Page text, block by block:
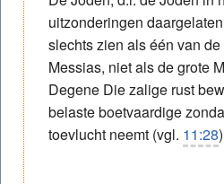
uitzonderingen
slechts zien als één van
Messias, niet als de grote
Degene Die zalige rust
belaste boetvaardige
toevlucht neemt (vgl. 11:28